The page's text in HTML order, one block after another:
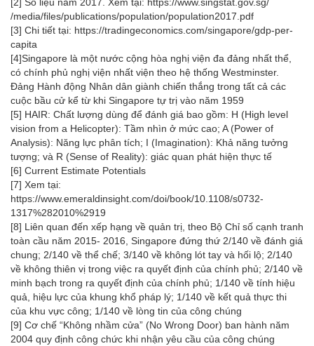
/media/files/publications/population/population2017.pdf
[3] Chi tiết tại: https://tradingeconomics.com/singapore/gdp-per-
capita
[4]Singapore là một nước cộng hòa nghị viện đa đảng nhất thể,
có chính phủ nghị viện nhất viện theo hệ thống Westminster.
Đảng Hành động Nhân dân giành chiến thắng trong tất cả các
cuộc bầu cử kể từ khi Singapore tự trị vào năm 1959
[5] HAIR: Chất lượng dùng để đánh giá bao gồm: H (High level
vision from a Helicopter): Tầm nhìn ở mức cao; A (Power of
Analysis): Năng lực phân tích; I (Imagination): Khả năng tưởng
tượng; và R (Sense of Reality): giác quan phát hiện thực tế
[6] Current Estimate Potentials
[7] Xem tại:
https://www.emeraldinsight.com/doi/book/10.1108/s0732-
1317%282010%2919
[8] Liên quan đến xếp hạng về quản trị, theo Bộ Chỉ số cạnh tranh
toàn cầu năm 2015- 2016, Singapore đứng thứ 2/140 về đánh giá
chung; 2/140 về thể chế; 3/140 về không lót tay và hối lộ; 2/140
về không thiên vị trong việc ra quyết định của chính phủ; 2/140 về
minh bạch trong ra quyết định của chính phủ; 1/140 về tính hiệu
quả, hiệu lực của khung khổ pháp lý; 1/140 về kết quả thực thi
của khu vực công; 1/140 về lòng tin của công chúng
[9] Cơ chế “Không nhầm cửa” (No Wrong Door) ban hành năm
2004 quy định công chức khi nhận yêu cầu của công chúng